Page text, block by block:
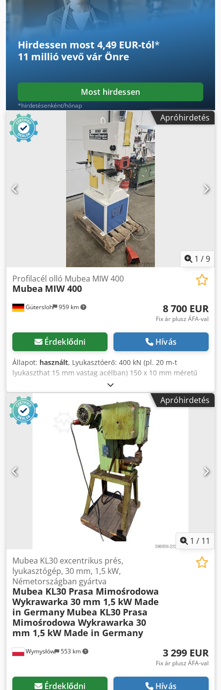
Hirdessen most 4,49 EUR-tól*
11 millió vevővár Önre
Most hirdessen
*hirdetésenként/hónap
Apróhirdetés
1 /9
Gütersloh 959 km
Profilacél olló Mubea MIW 400
Mubea MIW 400
8 700 EUR
Fix ár plusz ÁFA-val
Érdeklődni Hívás
Állapot: használt, Lyukasztóerő: 400 kN (pl. 20 m-t
lyukaszthat 15 mm vastag acélban) 150 x 10 mm méretű
lapacél vágása a lapacél-vágó gépen Csődaraboló a rudas
acél-vágó gépen Lábbal működtethető kapcsoló az
emeléshez Támogató asztal a lyukasztó oldalon
Gyorscserélő rendszer Cedpfxjw Im Shs Amajrf Kiváló
állapotban, a szerszámkészlet az árban szerepel.
Apróhirdetés
1 / 11
Wymysłów 553 km
Mubea KL30 excentrikus prés,
lyukasztógép, 30 mm, 1,5 kW,
Németországban gyártva
Mubea KL30 Prasa Mimośrodowa
Wykrawarka 30 mm 1,5 kW Made
in Germany Mubea KL30 Prasa
Mimośrodowa Wykrawarka 30
mm 1,5 kW Made in Germany
3 299 EUR
Fix ár plusz ÁFA-val
Érdeklődni Hívás